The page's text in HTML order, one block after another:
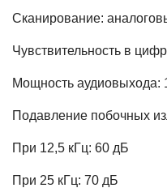
Сканирование:
Чувствительность в
Мощность аудиовыхода:
Подавление побочных
При 12,5 кГц: 60 дБ
При 25 кГц: 70 дБ